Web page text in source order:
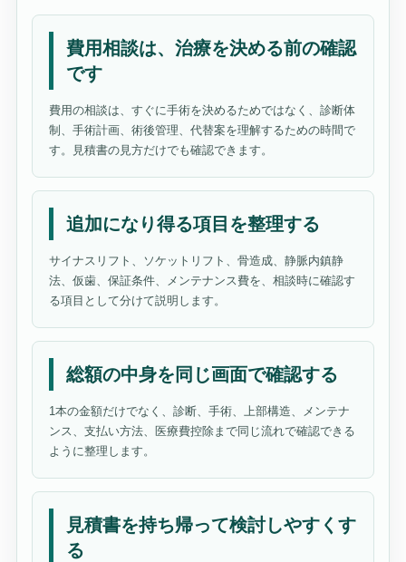
費用相談は、治療を決める前の確認
です
費用の相談は、すぐに手術を決めるためではなく、診断体
制、手術計画、術後管理、代替案を理解するための時間で
す。見積書の見方だけでも確認できます。
追加になり得る項目を整理する
サイナスリフト、ソケットリフト、骨造成、静脈内鎮静
法、仮歯、保証条件、メンテナンス費を、相談時に確認す
る項目として分けて説明します。
総額の中身を同じ画面で確認する
1本の金額だけでなく、診断、手術、上部構造、メンテナ
ンス、支払い方法、医療費控除まで同じ流れで確認できる
ように整理します。
見積書を持ち帰って検討しやすくす
る